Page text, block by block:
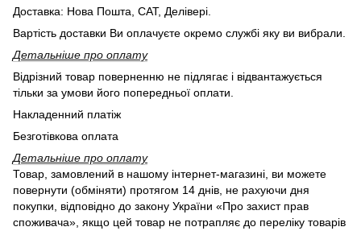
Доставка: Нова Пошта, САТ, Делівері.
Вартість доставки Ви оплачуєте окремо службі яку ви вибрали.
Детальніше про оплату
Відрізний товар поверненню не підлягає і відвантажується
тільки за умови його попередньої оплати.
Накладенний платіж
Безготівкова оплата
Детальніше про оплату
Товар, замовлений в нашому інтернет-магазині, ви можете
повернути (обміняти) протягом 14 днів, не рахуючи дня
покупки, відповідно до закону України «Про захист прав
споживача», якщо цей товар не потрапляє до переліку товарів